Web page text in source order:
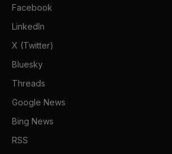
Facebook
LinkedIn
X (Twitter)
Bluesky
Threads
Google News
Bing News
RSS